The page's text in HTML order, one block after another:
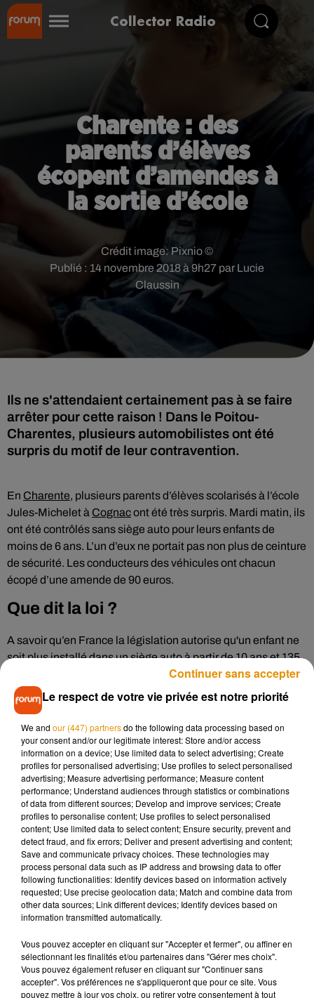
Collector Radio
Charente : des
parents d’élèves
écopent d’amendes à
la sortie d’école
Publié : 14 novembre 2018 à 9h27 par Lucie
Claussin
Crédit image:Pixnio ©
Ils ne s'attendaient certainement pas à se faire
arrêter pour cette raison ! Dans le Poitou-
Charentes, plusieurs automobilistes ont été
surpris du motif de leur contravention.
En Charente, plusieurs parents d’élèves scolarisés à l’école
Jules-Michelet à Cognacont été très surpris. Mardi matin, ils
ont été contrôlés sans siège auto pour leurs enfants de
moins de 6 ans. L’un d’eux ne portait pas non plus de ceinture
de sécurité. Les conducteurs des véhicules ont chacun
écopé d’une amende de 90 euros.
Que dit la loi ?
A savoir qu’en France la législation autorise qu'un enfant ne
soit plus installé dans un siège auto à partir de 10 ans et 135
cm. Les enfants mesurant moins de 125 cm devront toujours
voyager dans un rehausseur.
Concernant l’amende, elle peut aller jusqu’à 135 € sans
retrait de point. Ce montant est prévu si l’enfant (ou les
enfants) est mal attaché, pas attaché ou pas maintenu dans
un équipement adéquat. En cas de non paiement, l’amende
peut être majorée à 375 € avec un maximum de 750 €.
Musique
7 août 2026
Madonna sort enfin le remix de « Love
Sensation » avec Kylie Minogue
Le respect de votre vie privée est notre priorité
We and our (447) partnersdo the following data processing based on
your consent and/or our legitimate interest: Store and/or access
information on a device; Use limited data to select advertising; Create
profiles for personalised advertising; Use profiles to select personalised
advertising; Measure advertising performance; Measure content
performance; Understand audiences through statistics or combinations
of data from different sources; Develop and improve services; Create
profiles to personalise content; Use profiles to select personalised
content; Use limited data to select content; Ensure security, prevent and
detect fraud, and fix errors; Deliver and present advertising and content;
Save and communicate privacy choices. These technologies may
process personal data such as IP address and browsing data to offer
following functionalities: Identify devices based on information actively
requested; Use precise geolocation data; Match and combine data from
other data sources; Link different devices; Identify devices based on
information transmitted automatically.
Vous pouvez accepter en cliquant sur "Accepter et fermer", ou affiner en
sélectionnant les finalités et/ou partenaires dans "Gérer mes choix".
Vous pouvez également refuser en cliquant sur "Continuer sans
accepter". Vos préférences ne s'appliqueront que pour ce site. Vous
pouvez mettre à jour vos choix, ou retirer votre consentement à tout
Continuer sans accepter